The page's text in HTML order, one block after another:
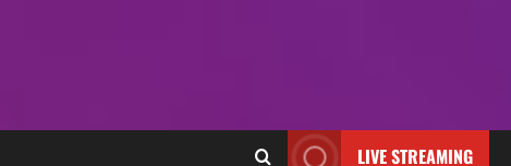
LIVE STREAMING